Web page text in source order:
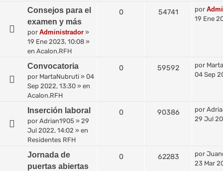
Consejos para el
examen y más
por Administrador »
19 Ene 2023, 10:08 »
en Acalon.RFH
0 54741 por
19 Ene
Convocatoria
por MartaNubruti » 04
Sep 2022, 13:30 » en
Acalon.RFH
0 59592 por
04 Sep
Inserción laboral
por Adrian1905 » 29
Jul 2022, 14:02 » en
Residentes RFH
0 90386 por
29 Jul
Jornada de
puertas abiertas
0 62283 por
23 Mar